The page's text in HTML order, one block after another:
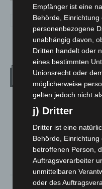
LANGENHAGEN
Bedeckt
55%
Empfänger ist eine
Behörde,
personenbezogene
unabhängig davon,
Dritten handelt oder
eines bestimmten
Unionsrecht oder
möglicherweise
gelten jedoch nicht
j) Dritter
Dritter ist eine
Behörde,
betroffenen Person,
Auftragsverarbeiter
unmittelbaren
oder des